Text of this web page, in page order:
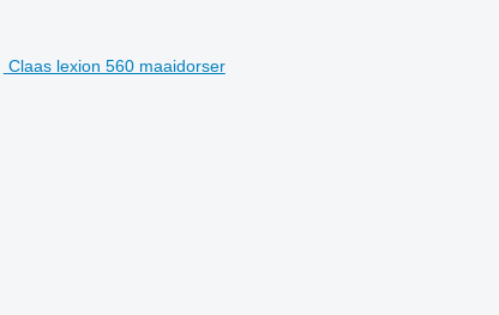
Claas lexion 560 maaidorser